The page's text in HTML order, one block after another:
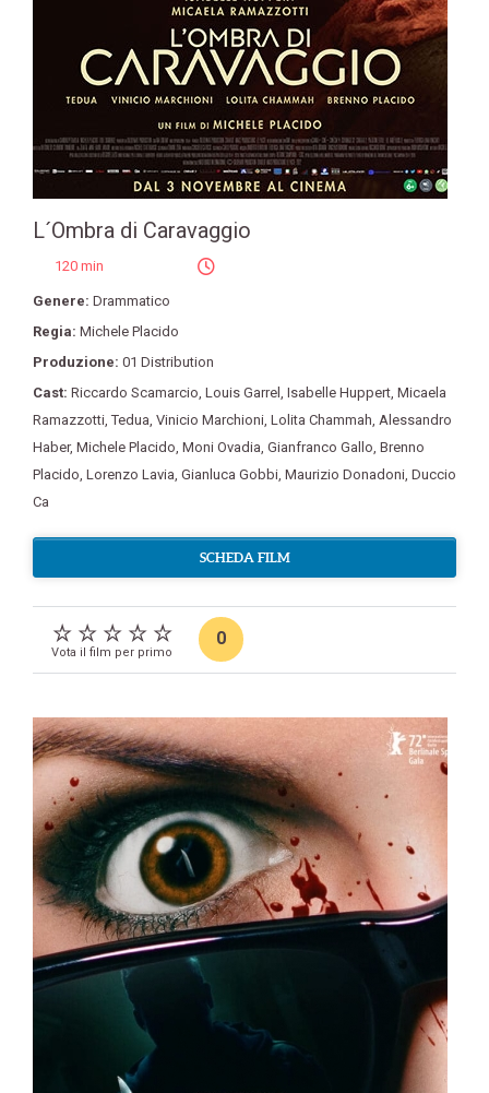
L´Ombra di Caravaggio
120 min
Genere: Drammatico
Regia: Michele Placido
Produzione: 01 Distribution
Cast: Riccardo Scamarcio Louis Garrel Isabelle Huppert Micaela
Ramazzotti ,Tedua Vinicio Marchioni Lolita Chammah Alessandro
Haber, Michele Placido Moni Ovadia Gianfranco Gallo Brenno
Placido Lorenzo Lavia Gianluca Gobbi Maurizio Donadoni Duccio
Ca
SCHEDA FILM
Vota il film per primo
0